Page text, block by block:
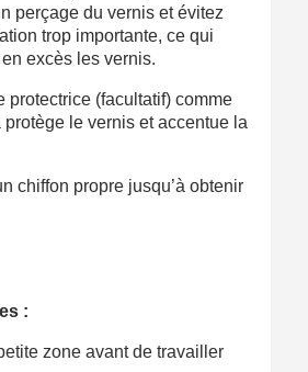
perçage du vernis et évitez
trop importante, ce qui
excès les vernis.
protectrice (facultatif) comme
protège le vernis et accentue la
chiffon propre jusqu’à obtenir
:
zone avant de travailler